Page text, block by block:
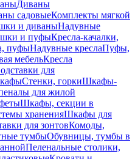
Диваны
садовыеКомплекты мягкой
и диваныНадувные
и пуфыКресла-качалки,
пуфыНадувные креслаПуфы,
мебельКресла
для
Стенки, горкиШкафы-
для жилой
Шкафы, секции в
храненияШкафы для
для зонтовКомоды,
тумбыОбувницы, тумбы в
Пеленальные столики,